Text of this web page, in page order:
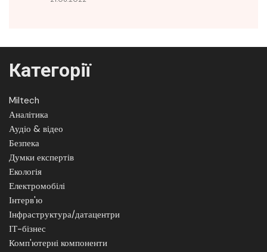
Категорії
Miltech
Аналітика
Аудіо & відео
Безпека
Думки експертів
Екологія
Електромобілі
Інтерв'ю
Інфраструктура/датацентри
ІТ-бізнес
Комп'ютерні компоненти